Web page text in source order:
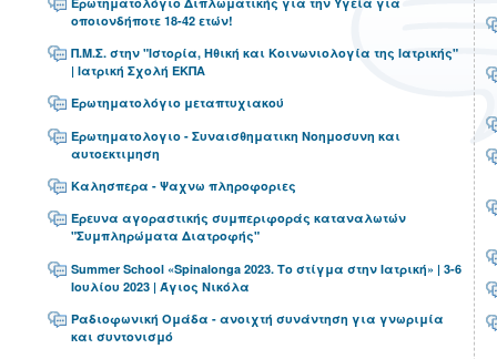
οποιονδήποτε 18-42 ετών!
Π.Μ.Σ. στην "Ιστορία, Ηθική και Κοινωνιολογία της Ιατρικής"
| Ιατρική Σχολή ΕΚΠΑ
Ερωτηματολόγιο μεταπτυχιακού
Ερωτηματολογιο - Συναισθηματικη Νοημοσυνη και
αυτοεκτιμηση
Καλησπερα - Ψαχνω πληροφοριες
Έρευνα αγοραστικής συμπεριφοράς καταναλωτών
"Συμπληρώματα Διατροφής"
Summer School «Spinalonga 2023. Το στίγμα στην Ιατρική» | 3-6
Ιουλίου 2023 | Άγιος Νικόλα
Ραδιοφωνική Ομάδα - ανοιχτή συνάντηση για γνωριμία
και συντονισμό